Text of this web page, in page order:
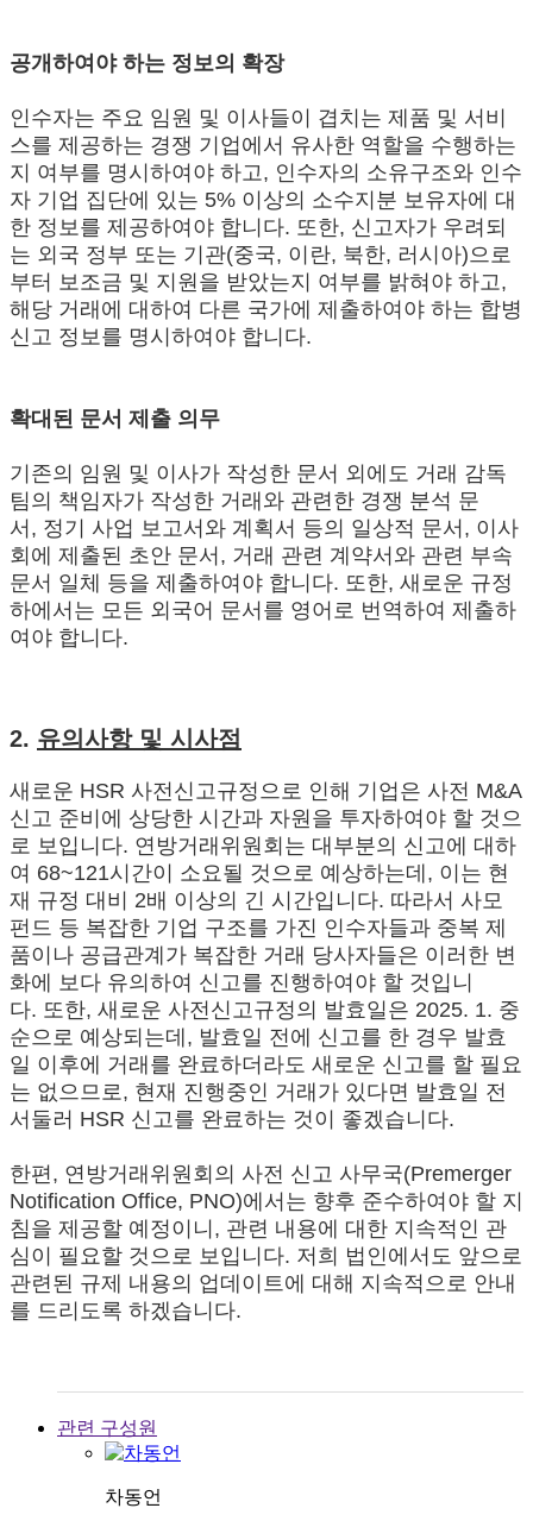
공개하여야 하는 정보의 확장
인수자는 주요 임원 및 이사들이 겹치는 제품 및 서비
스를 제공하는 경쟁 기업에서 유사한 역할을 수행하는
지 여부를 명시하여야 하고, 인수자의 소유구조와 인수
자 기업 집단에 있는 5% 이상의 소수지분 보유자에 대
한 정보를 제공하여야 합니다. 또한, 신고자가 우려되
는 외국 정부 또는 기관(중국, 이란, 북한, 러시아)으로
부터 보조금 및 지원을 받았는지 여부를 밝혀야 하고,
해당 거래에 대하여 다른 국가에 제출하여야 하는 합병
신고 정보를 명시하여야 합니다.
확대된 문서 제출 의무
기존의 임원 및 이사가 작성한 문서 외에도 거래 감독
팀의 책임자가 작성한 거래와 관련한 경쟁 분석 문
서, 정기 사업 보고서와 계획서 등의 일상적 문서, 이사
회에 제출된 초안 문서, 거래 관련 계약서와 관련 부속
문서 일체 등을 제출하여야 합니다. 또한, 새로운 규정
하에서는 모든 외국어 문서를 영어로 번역하여 제출하
여야 합니다.
2. 유의사항 및 시사점
새로운 HSR 사전신고규정으로 인해 기업은 사전 M&A
신고 준비에 상당한 시간과 자원을 투자하여야 할 것으
로 보입니다. 연방거래위원회는 대부분의 신고에 대하
여 68~121시간이 소요될 것으로 예상하는데, 이는 현
재 규정 대비 2배 이상의 긴 시간입니다. 따라서 사모
펀드 등 복잡한 기업 구조를 가진 인수자들과 중복 제
품이나 공급관계가 복잡한 거래 당사자들은 이러한 변
화에 보다 유의하여 신고를 진행하여야 할 것입니
다. 또한, 새로운 사전신고규정의 발효일은 2025. 1. 중
순으로 예상되는데, 발효일 전에 신고를 한 경우 발효
일 이후에 거래를 완료하더라도 새로운 신고를 할 필요
는 없으므로, 현재 진행중인 거래가 있다면 발효일 전
서둘러 HSR 신고를 완료하는 것이 좋겠습니다.
한편, 연방거래위원회의 사전 신고 사무국(Premerger
Notification Office, PNO)에서는 향후 준수하여야 할 지
침을 제공할 예정이니, 관련 내용에 대한 지속적인 관
심이 필요할 것으로 보입니다. 저희 법인에서도 앞으로
관련된 규제 내용의 업데이트에 대해 지속적으로 안내
를 드리도록 하겠습니다.
관련 구성원
차동언